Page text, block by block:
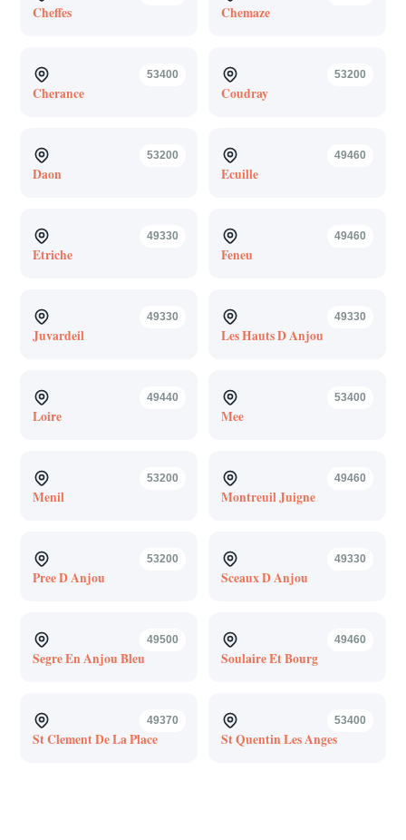
Cheffes Chemaze
53400
Cherance
53200
Coudray
53200
Daon
49460
Ecuille
49330
Etriche
49460
Feneu
49330
Juvardeil
49330
Les Hauts D Anjou
49440
Loire
53400
Mee
53200
Menil
49460
Montreuil Juigne
53200
Pree D Anjou
49330
Sceaux D Anjou
49500
Segre En Anjou Bleu
49460
Soulaire Et Bourg
49370
St Clement De La Place
53400
St Quentin Les Anges